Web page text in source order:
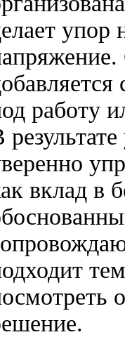
упор
работу
вклад в